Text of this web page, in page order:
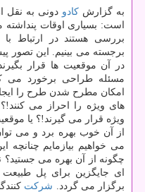
به گزارش كادو دونی به نقل
است: بسیاری اوقات پنداشته
بررسی هستند در ارتباط
برجسته می بینیم. این تصور
در آن موقعیت ها قرار
مسئله طراحی برخورد می
امكان مطرح شدن طرح را
های ویژه را احراز می
ویژه قرار می گیرند!؟ یا
از آن خوب بهره برد و می
می خواهیم بیازمایم
چگونه از آن بهره می جستید؟
برگزار می گردد. شركت